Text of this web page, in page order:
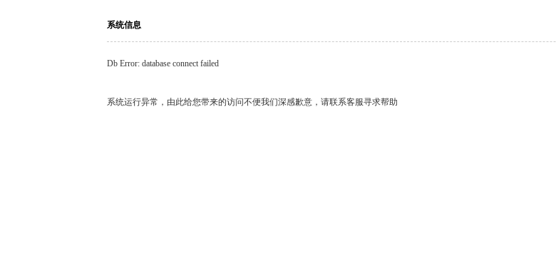
系统信息
Db Error: database connect failed
系统运行异常，由此给您带来的访问不便我们深感歉意，请联系客服寻求帮助